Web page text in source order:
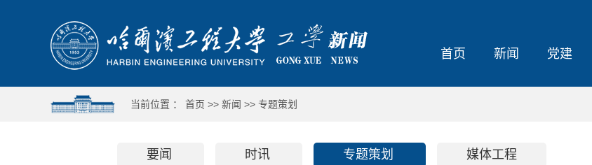
首页 新闻 党建
当前位置 ： 首页 >> 新闻 >> 专题策划
要闻 时讯 专题策划 媒体工程